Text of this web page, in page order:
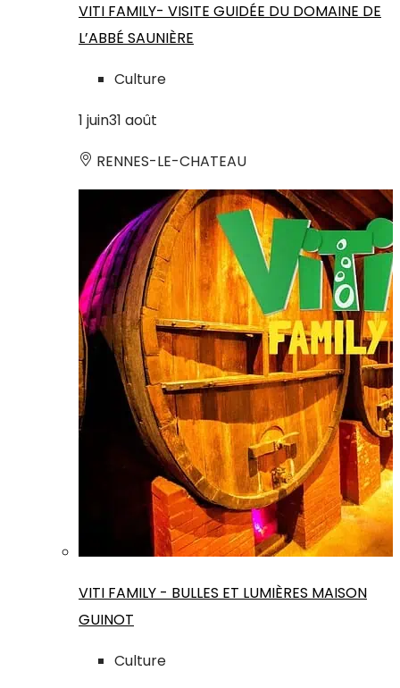
VITI FAMILY- VISITE GUIDÉE DU DOMAINE DE
L’ABBÉ SAUNIÈRE
Culture
1 juin31 août
RENNES-LE-CHATEAU
VITI FAMILY - BULLES ET LUMIÈRES MAISON
GUINOT
Culture